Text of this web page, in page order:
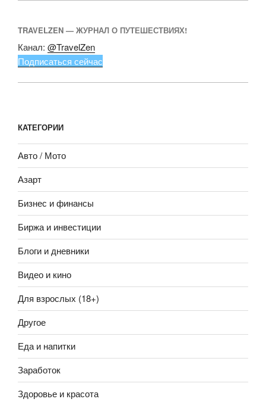
TRAVELZEN — ЖУРНАЛ О ПУТЕШЕСТВИЯХ!
Канал: @TravelZen
Подписаться сейчас
КАТЕГОРИИ
Авто / Мото
Азарт
Бизнес и финансы
Биржа и инвестиции
Блоги и дневники
Видео и кино
Для взрослых (18+)
Другое
Еда и напитки
Заработок
Здоровье и красота